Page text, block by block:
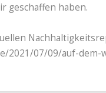
geschaffen haben.
2021/07/09/auf-